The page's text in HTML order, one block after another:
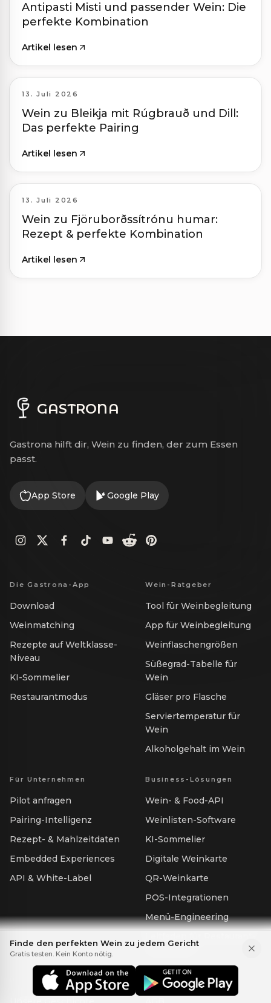
Antipasti Misti und passender Wein: Die
perfekte Kombination
Artikel lesen
13. Juli 2026
Wein zu Bleikja mit Rúgbrauð und Dill:
Das perfekte Pairing
Artikel lesen
13. Juli 2026
Wein zu Fjöruborðssítrónu humar:
Rezept & perfekte Kombination
Artikel lesen
GASTRONA
Gastrona hilft dir, Wein zu finden, der zum Essen
passt.
App Store Google Play
Die Gastrona-App
Download
Weinmatching
Rezepte auf Weltklasse-
Niveau
KI-Sommelier
Restaurantmodus
Wein-Ratgeber
Tool für Weinbegleitung
App für Weinbegleitung
Weinflaschengrößen
Süßegrad-Tabelle für
Wein
Gläser pro Flasche
Serviertemperatur für
Wein
Alkoholgehalt im Wein
Für Unternehmen
Pilot anfragen
Pairing-Intelligenz
Rezept- & Mahlzeitdaten
Embedded Experiences
API & White-Label
Business-Lösungen
Wein- & Food-API
Weinlisten-Software
KI-Sommelier
Digitale Weinkarte
QR-Weinkarte
POS-Integrationen
Menü-Engineering
Weinkarten
Über uns Rechtliches
Finde den perfekten Wein zu jedem Gericht
Gratis testen. Kein Konto nötig.